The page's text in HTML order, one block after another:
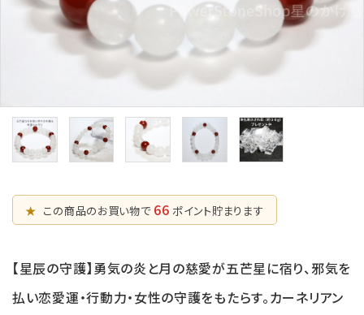
11月誕生石
12月誕生石
六芒星の
形【万象の
調和】
ング【星のひとし
ずく】
支払方法について
プライバシーポリシー
★ この商品のお買い物で 66 ポイント貯まります
【星辰の守護】勇気の炎と月の慈愛が五芒星に宿り、邪気を
払い恋愛運・行動力・女性の守護をもたらす。カーネリアン